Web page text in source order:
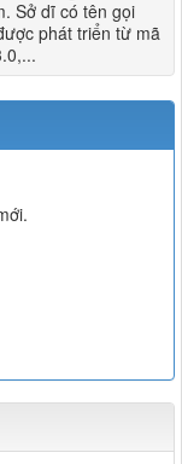
Sở dĩ có tên gọi
phát triển từ mã